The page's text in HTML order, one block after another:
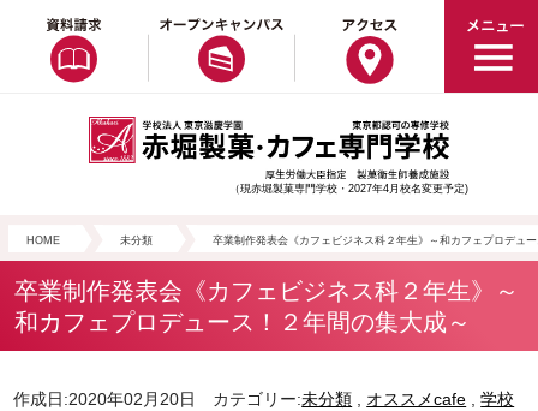
（現赤堀製菓専門学校・2027年4月校名変更予定)
HOME 未分類 卒業制作発表会《カフェビジネス科２年生》～和カフェプロデュ
卒業制作発表会《カフェビジネス科２年生》～
和カフェプロデュース！２年間の集大成～
作成日:2020年02月20日 カテゴリー:未分類 , オススメcafe ,学校